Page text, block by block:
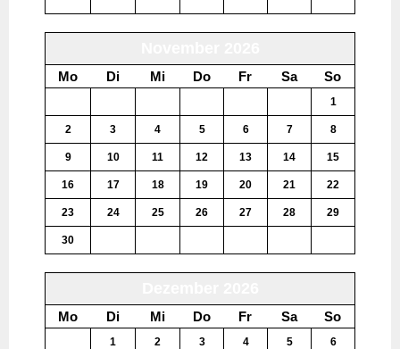
Mo Di Mi Do Fr Sa So
1
2 3 4 5 6 7 8
9 10 11 12 13 14 15
16 17 18 19 20 21 22
23 24 25 26 27 28 29
30
Mo Di Mi Do Fr Sa So
1 2 3 4 5 6